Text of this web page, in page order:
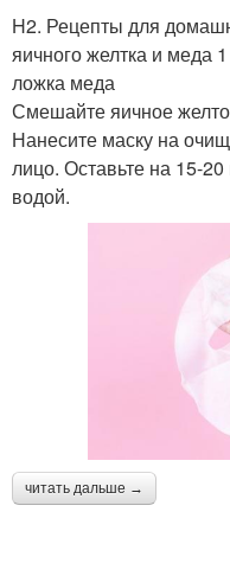
H2. Рецепты для
яичного желтка и меда
ложка меда
Смешайте яичное
Нанесите маску на
лицо. Оставьте на 15-
водой.
читать дальше →